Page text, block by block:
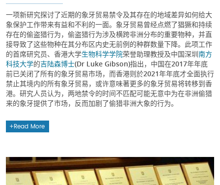
一项新研究探讨了近期的象牙贸易禁令及其存在的地域差异如何给大
象保护工作带来有益和不利的一面。象牙贸易曾经点燃了猖獗和持续
存在的偷盗猎行为，偷盗猎行为涉及横跨非洲分布的重要物种，并直
接导致了这些物种在其分布区内史无前例的种群数量下降。此项工作
的首席研究员、香港大学生物科学学院荣誉助理教授及中国深圳南方
科技大学的吉陆森博士(Dr Luke Gibson)指出，中国在2017年年底
前已关闭了所有的象牙贸易市场，而香港则於2021年年底才全面执行
禁止其境内的所有象牙贸易，或许意味著更多的象牙贸易将转移到香
港。研究人员认为，两地禁令的时间不匹配可能无意中为在非洲偷猎
来的象牙提供了市场，反而加剧了偷猎非洲大象的行为。
Read More